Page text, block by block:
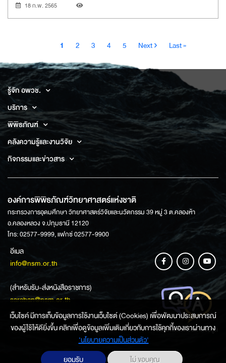
ทางเรือเฟอรรี่ข้ามแม่น้ำอีสต์ (East River) ระหว่างเมืองแมนฮัตตันและเมืองบรู๊คลิ
นที่คับคั่งเกินไปและเกิดเป็นธารน้ำแข็งในช่วงฤดูหนาว
18 ก.พ. 2565
Current
1 Page
2 Page
3 Page
4 Page
5
Next
Next ›
Last
Last »
รู้จัก อพวช.
บริการ
พิพิธภัณฑ์
คลังความรู้และงานวิจัย
กิจกรรมและข่าวสาร
องค์การพิพิธภัณฑ์วิทยาศาสตร์แห่งชาติ
กระทรวงการอุดมศึกษา วิทยาศาสตร์วิจัยและนวัตกรรม 39 หมู่ 3 ต.คลองห้า
อ.คลองหลวง จ.ปทุมธานี 12120
โทร: 02577-9999, แฟกซ์ 02577-9900
อีเมล
info@nsm.or.th
(สำหรับรับ-ส่งหนังสือราชการ)
saraban@nsm.or.th
ช่องทางการสอบถามข้อมูล
เว็บไซค์ มีการเก็บข้อมูลการใช้งานเว็บไซต์ (Cookies) เพื่อพัฒนาประสบการณ์
ของผู้ใช้ให้ดียิ่งขึ้น คลิกเพื่อดูข้อมูลเพิ่มเติมเกี่ยวกับการใช้คุกกี้ของเราผ่านทาง
‘นโยบายความเป็นส่วนตัว'
ยอมรับ
ไม่ ขอบคุณ